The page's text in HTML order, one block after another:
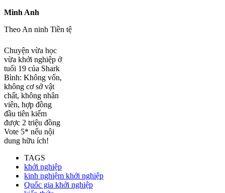
Minh Anh
Theo An ninh Tiền tệ
Chuyện vừa học
vừa khởi nghiệp ở
tuổi 19 của Shark
Bình: Không vốn,
không cơ sở vật
chất, không nhân
viên, hợp đồng
đầu tiên kiếm
được 2 triệu đồng
Vote 5* nếu nội
dung hữu ích!
TAGS
khởi nghiệp
kinh nghiệm khởi nghiệp
Quốc gia khởi nghiệp